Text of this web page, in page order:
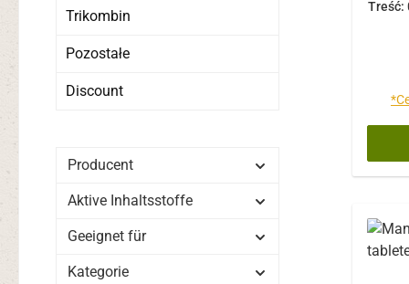
Trikombin
Pozostałe
Discount
Producent
Aktive Inhaltsstoffe
Geeignet für
Kategorie
Co
Treść: